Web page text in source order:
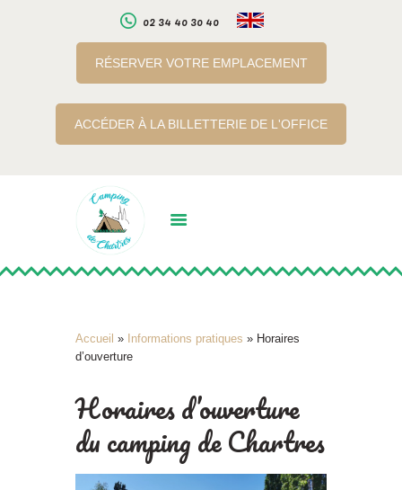
02 34 40 30 40
RÉSERVER VOTRE EMPLACEMENT
ACCÉDER À LA BILLETTERIE DE L'OFFICE
LE CAMPING
SERVICES
INFOS PRATIQUES
RÉSERVATION EN
LIGNE
BILLETTERIE EN LIGNE
Accueil » Informations pratiques » Horaires
d’ouverture
Horaires d’ouverture
du camping de Chartres